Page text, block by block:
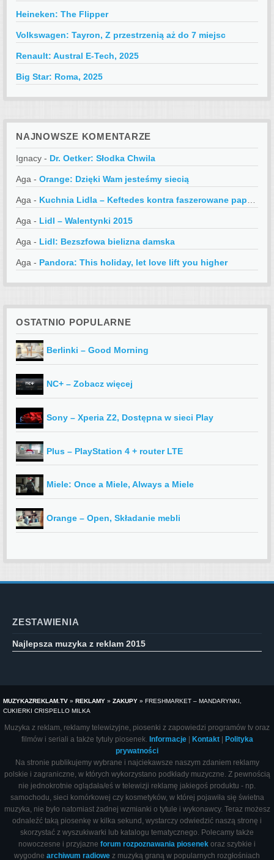
Heineken: The Flipper
Volkswagen: Tayron, Z przestrzenią aż do 7 miejsc
Renault: Austral E-Tech, 2025
Big Star: Roma, 2025
NAJNOWSZE KOMENTARZE
Ignacy - Dr. Oetker: Słodka Chwila
Aga - Orange: Dzięki Wam jesteśmy siecią
Aga - Kuchnia Lidla – Keftedes kontra faszerowane papryczki
Aga - Lidl – Walentynki 2015
Aga - Lidl: Bezszfowa bielizna damska
Aga - Pandora: This holiday, let love lift you higher
OSTATNIO POPULARNE
Berlinki – Good Morning
NC+ – Zobacz więcej
Sony – Xperia Z2, Dostępna w sieci Play
Plus – PlayStation 4 + router LTE
Miele: Once a Miele, Always a Miele
Orange – Open, Składanie mebli
ZESTAWIENIA
Najlepsza muzyka z reklam 2015
MUZYKAZREKLAM.TV » REKLAMY » ZAKUPY » FRESHMARKET – MANDARYNKI,
CUKIERKI CRISPELLO MILKA
Muzyka z reklam, reklamy telewizyjne, piosenki z zapowiedzi programów tv oraz
filmów i seriali a także tytuły piosenek. Informacje| Kontakt| Polityka
prywatności
Na stronie publikujemy wybrane i najciekawsze naszym zdaniem reklamy
polskie i zagraniczne, w których wykorzystano podkłady muzyczne. Z pewnością
nie jednokrotnie oglądała/eś w telewizji reklamę jakiegoś produktu - np.
samochodu, sieci komórkowej czy kosmetyków, w której pojawiła się świetna
muzyka, nie było natomiast żadnej wzmianki o tytule i wykonawcy. Teraz możesz
odnaleźć taką piosenkę w kilka sekund, wystarczy odwiedzić naszą stronę i
skorzystać z wyszukiwarki lub katalogu tematycznego. Polecamy także
nowoczesne i przyjazne forum rozpoznawania piosenek oraz szybkie i
wygodne archiwum radiowe z muzyką graną w popularnych rozgłośniach